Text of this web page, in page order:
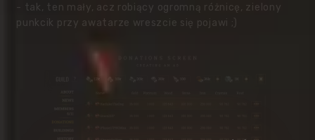
- tak, ten mały, acz robiący ogromną różnicę, zielony
punkcik przy awatarze wreszcie się pojawi ;)